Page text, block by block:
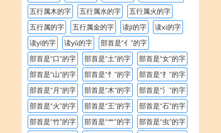
五行属木的字
五行属水的字
五行属火的字
五行属的字
五行属金的字 读jī的字
读xí的字
读yī的字
读yǔ的字
部首是“亻”的字
部首是“口”的字
部首是“土”的字
部首是“女”的字
部首是“山”的字
部首是“忄”的字
部首是“扌”的字
部首是“月”的字
部首是“木”的字
部首是“氵”的字
部首是“火”的字
部首是“王”的字
部首是“石”的字
部首是“竹”的字
部首是“艹”的字
部首是“虫”的字